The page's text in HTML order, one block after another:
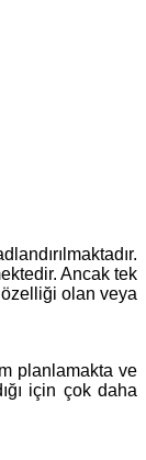
Ancak tek
özelliği olan veya
planlamakta ve
için çok daha